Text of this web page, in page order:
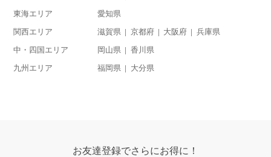
東海エリア 愛知県
関西エリア 滋賀県 京都府 大阪府 兵庫県
中・四国エリア 岡山県 香川県
九州エリア 福岡県 大分県
お友達登録でさらにお得に！